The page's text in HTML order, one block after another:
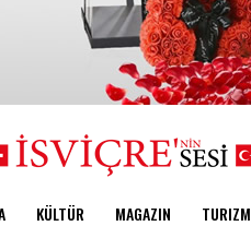
KÜLTÜR MAGAZIN TURIZM